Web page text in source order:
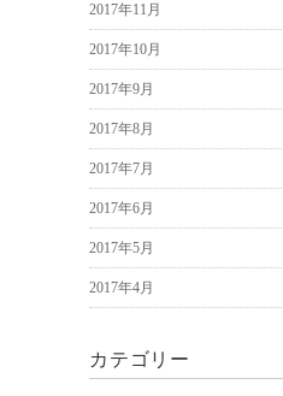
2017年11月
2017年10月
2017年9月
2017年8月
2017年7月
2017年6月
2017年5月
2017年4月
カテゴリー